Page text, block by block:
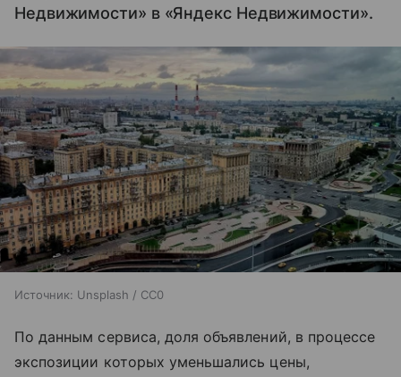
Недвижимости» в «Яндекс Недвижимости».
Источник: Unsplash / CC0
По данным сервиса, доля объявлений, в процессе
экспозиции которых уменьшались цены,